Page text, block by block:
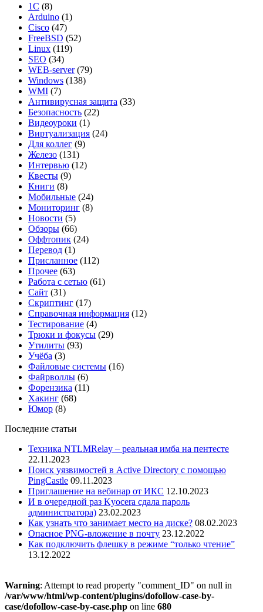
1С (8)
Arduino (1)
Cisco (47)
FreeBSD (52)
Linux (119)
SEO (34)
WEB-server(79)
Windows (138)
WMI (7)
Антивирусная защита (33)
Безопасность (22)
Видеоуроки (1)
Виртуализация (24)
Для коллег (9)
Железо (131)
Интервью (12)
Квесты (9)
Книги (8)
Мобильные (24)
Мониторинг (8)
Новости (5)
Обзоры (66)
Оффтопик (24)
Перевод (1)
Присланное (112)
Прочее (63)
Работа с сетью (61)
Сайт (31)
Скриптинг (17)
Справочная информация (12)
Тестирование (4)
Трюки и фокусы (29)
Утилиты (93)
Учёба (3)
Файловые системы (16)
Файрволлы (6)
Форензика (11)
Хакинг (68)
Юмор (8)
Последние статьи
Техника NTLMRelay – реальная имба на пентесте
22.11.2023
Поиск уязвимостей в Active Directory с помощью
PingCastle 09.11.2023
Приглашение на вебинар от ИКС 12.10.2023
И в очередной раз Kyocera сдала пароль
администратора) 23.02.2023
Как узнать что занимает место на диске? 08.02.2023
Опасное PNG-вложение в почту 23.12.2022
Как подключить флешку в режиме “только чтение”
13.12.2022
Warning: Attempt to read property "comment_ID" on null in
/var/www/html/wp-content/plugins/dofollow-case-by-
case/dofollow-case-by-case.php on line 680